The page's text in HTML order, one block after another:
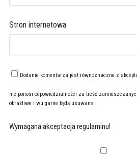
Stron internetowa
Dodanie komentarza jest równoznaczne z
nie ponosi odpowiedzialności za treść
obraźliwe i wulgarne będą usuwane.
Wymagana akceptacja regulaminu!